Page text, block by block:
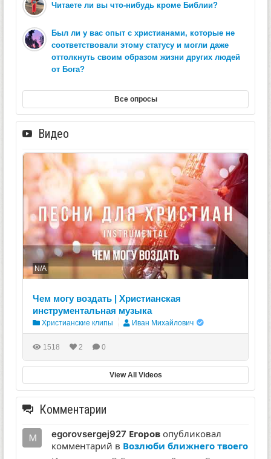
Читаете ли вы что-нибудь кроме Библии?
Был ли у вас опыт с христианами, которые не
соответствовали этому статусу и могли даже
оттолкнуть своим образом жизни других людей
от Бога?
Все опросы
Видео
N/A
Чем могу воздать | Христианская
инструментальная музыка
Христианские клипы Иван Михайлович
1518 2 0
View All Videos
Комментарии
egorovsergej927 Егоров опубликовал
комментарий в Возлюби ближнего твоего